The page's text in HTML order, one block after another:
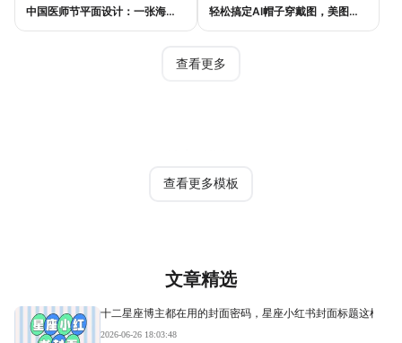
中国医师节平面设计：一张海报如何讲好白衣故事 轻松搞定AI帽子穿戴图，美图设计室电商主图教程
查看更多
查看更多模板
文章精选
十二星座博主都在用的封面密码，星座小红书封面标题这样写
2026-06-26 18:03:48